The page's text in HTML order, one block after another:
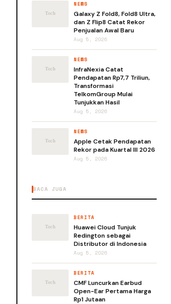
NEWS
Galaxy Z Fold8, Fold8 Ultra,
dan Z Flip8 Catat Rekor
Penjualan Awal Baru
Aug 5, 2026
NEWS
InfraNexia Catat
Pendapatan Rp7,7 Triliun,
Transformasi
TelkomGroup Mulai
Tunjukkan Hasil
Aug 5, 2026
NEWS
Apple Cetak Pendapatan
Rekor pada Kuartal III 2026
Aug 5, 2026
BACA JUGA
BERITA
Huawei Cloud Tunjuk
Redington sebagai
Distributor di Indonesia
Aug 5, 2026
BERITA
CMF Luncurkan Earbud
Open-Ear Pertama Harga
Rp1 Jutaan